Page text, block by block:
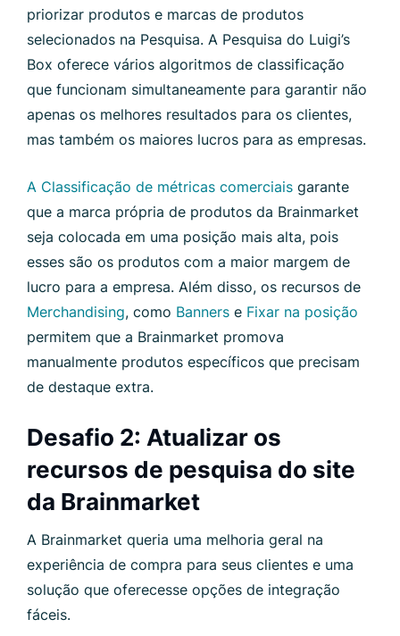
priorizar produtos e marcas de produtos
selecionados na Pesquisa. A Pesquisa do Luigi’s
Box oferece vários algoritmos de classificação
que funcionam simultaneamente para garantir não
apenas os melhores resultados para os clientes,
mas também os maiores lucros para as empresas.
A Classificação de métricas comerciais garante
que a marca própria de produtos da Brainmarket
seja colocada em uma posição mais alta, pois
esses são os produtos com a maior margem de
lucro para a empresa. Além disso, os recursos de
Merchandising, como Banners e Fixar na posição
permitem que a Brainmarket promova
manualmente produtos específicos que precisam
de destaque extra.
Desafio 2: Atualizar os
recursos de pesquisa do site
da Brainmarket
A Brainmarket queria uma melhoria geral na
experiência de compra para seus clientes e uma
solução que oferecesse opções de integração
fáceis.